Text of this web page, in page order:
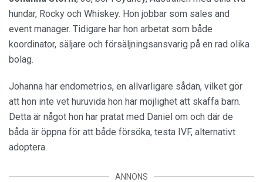
hundar, Rocky och Whiskey. Hon jobbar som sales and
event manager. Tidigare har hon arbetat som både
koordinator, säljare och försäljningsansvarig på en rad olika
bolag.
Johanna har endometrios, en allvarligare sådan, vilket gör
att hon inte vet huruvida hon har möjlighet att skaffa barn.
Detta är något hon har pratat med Daniel om och där de
båda är öppna för att både försöka, testa IVF, alternativt
adoptera.
ANNONS